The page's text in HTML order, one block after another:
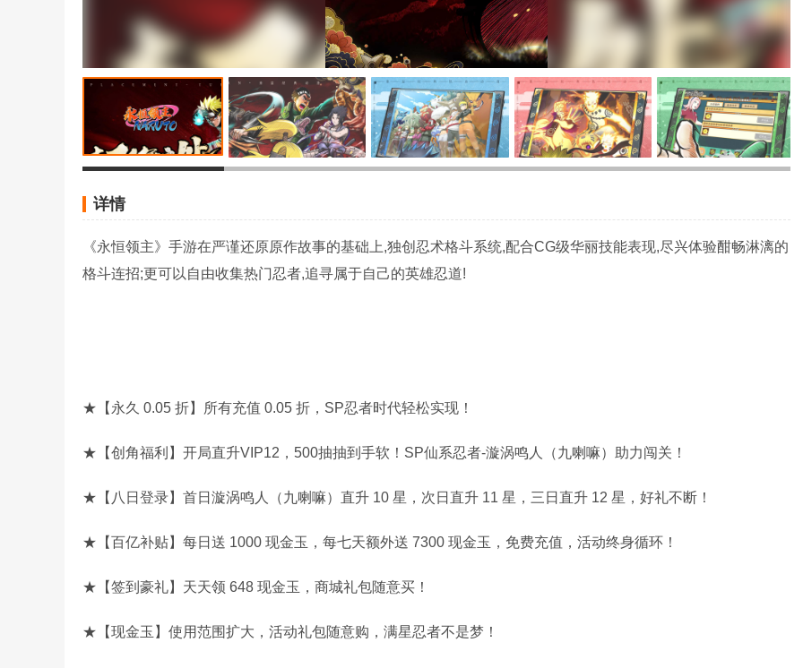
详情
《永恒领主》手游在严谨还原原作故事的基础上,独创忍术格斗系统,配合CG级华丽技能表现,尽兴体验酣畅淋漓的
格斗连招;更可以自由收集热门忍者,追寻属于自己的英雄忍道!
★【永久 0.05 折】所有充值 0.05 折，SP忍者时代轻松实现！
★【创角福利】开局直升VIP12，500抽抽到手软！SP仙系忍者-漩涡鸣人（九喇嘛）助力闯关！
★【八日登录】首日漩涡鸣人（九喇嘛）直升 10 星，次日直升 11 星，三日直升 12 星，好礼不断！
★【百亿补贴】每日送 1000 现金玉，每七天额外送 7300 现金玉，免费充值，活动终身循环！
★【签到豪礼】天天领 648 现金玉，商城礼包随意买！
★【现金玉】使用范围扩大，活动礼包随意购，满星忍者不是梦！